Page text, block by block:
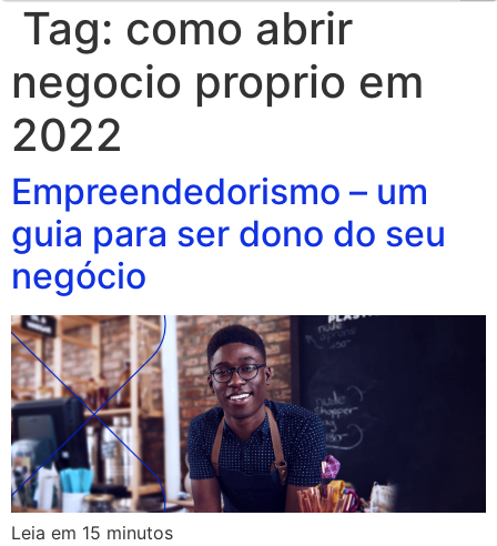
Tag: como abrir
negocio proprio em
2022
Empreendedorismo – um
guia para ser dono do seu
negócio
Leia em 15 minutos